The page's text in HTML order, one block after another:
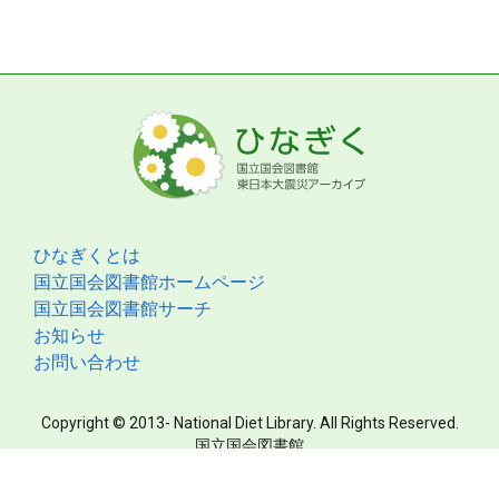
ひなぎくとは
国立国会図書館ホームページ
国立国会図書館サーチ
お知らせ
お問い合わせ
Copyright © 2013- National Diet Library. All Rights Reserved.